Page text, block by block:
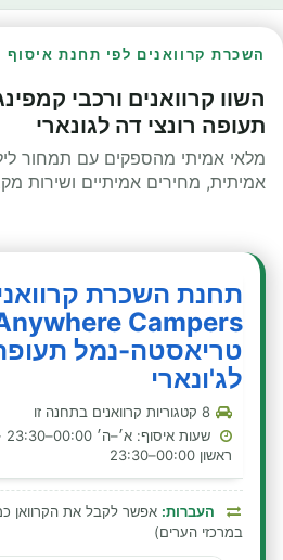
השכרת קרוואנים לפי תחנת איסוף
השוו קרוואנים ורכבי
תעופה רונצי דה לגונארי
מלאי אמיתי מהספקים עם תמחור
אמיתית, מחירים אמיתיים ושירות
תחנת השכרת
טריאסטה-נמל
לג'ונארי
ראשון 00:00–23:30
העברות: אפשר לקבל את הקרוואן
במרכזי הערים)